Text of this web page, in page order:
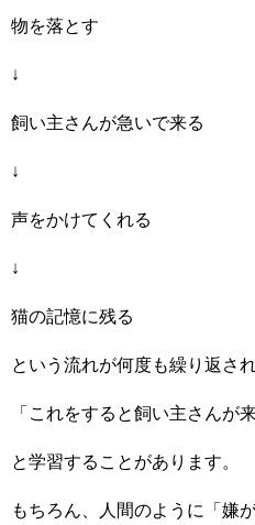
物を落とす
↓
飼い主さんが急いで来る
↓
声をかけてくれる
↓
猫の記憶に残る
という流れが何度も繰り返され
「これをすると飼い主さんが来
と学習することがあります。
もちろん、人間のように「嫌